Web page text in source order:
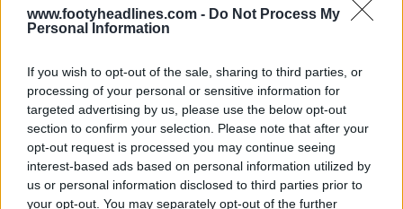
www.footyheadlines.com - Do Not Process My
Personal Information
If you wish to opt-out of the sale, sharing to third parties, or
processing of your personal or sensitive information for
targeted advertising by us, please use the below opt-out
section to confirm your selection. Please note that after your
opt-out request is processed you may continue seeing
interest-based ads based on personal information utilized by
us or personal information disclosed to third parties prior to
your opt-out. You may separately opt-out of the further
Lato bianco per un look classico dell'Ajax
3 strisce tonali sulle spalle
Tecnologia Aeroready per allontanare l'umidità dalla
pelle
Pannelli in mesh sotto le ascelle, sui lati e sulla parte
bassa della schiena
Disponibile dal 5 luglio, la maglia Adidas Ajax
Amsterdam 2024-2025 costa 100 euro.